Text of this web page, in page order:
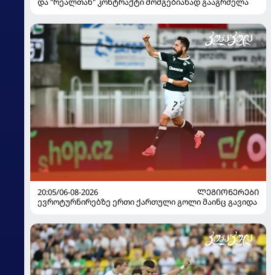
20:05/06-08-2026
ᲚᲔᲒᲘᲝᲜᲔᲠᲔᲑᲘ
ევროტურნირებზე ერთი ქართული გოლი მაინც გავიდა